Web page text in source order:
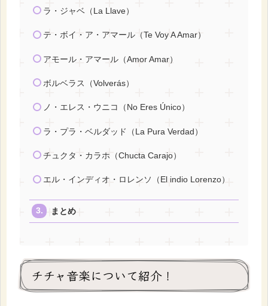
ラ・ジャベ（La Llave）
テ・ボイ・ア・アマール（Te Voy A Amar）
アモール・アマール（Amor Amar）
ボルベラス（Volverás）
ノ・エレス・ウニコ（No Eres Único）
ラ・プラ・ベルダッド（La Pura Verdad）
チュクタ・カラホ（Chucta Carajo）
エル・インディオ・ロレンソ（El indio Lorenzo）
まとめ
チチャ音楽について紹介！